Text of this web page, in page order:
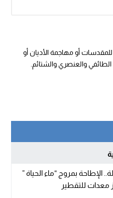
أو مهاجمة الأديان أو
والعنصري والشتائم.
الإطاحة بمروج “ماء الحياة ”
معدات للتقطير